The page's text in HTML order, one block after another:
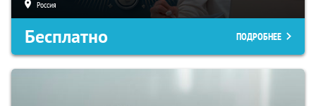
Россия
Бесплатно ПОДРОБНЕЕ